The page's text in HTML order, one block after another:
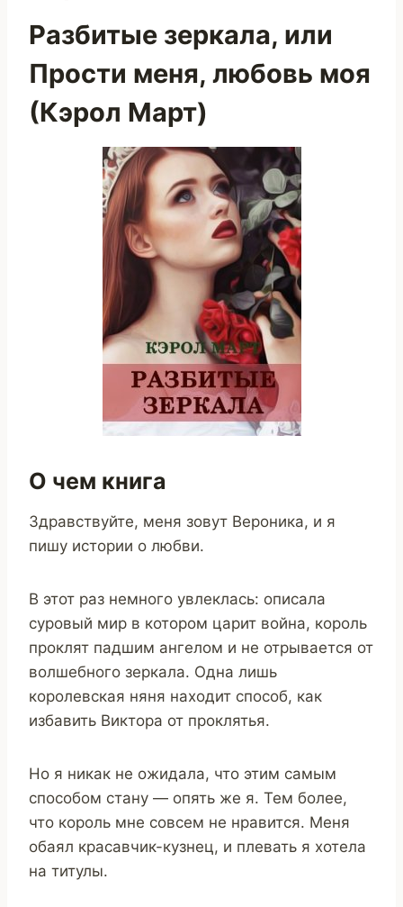
Разбитые зеркала, или
Прости меня, любовь моя
(Кэрол Март)
О чем книга
Здравствуйте, меня зовут Вероника, и я
пишу истории о любви.
В этот раз немного увлеклась: описала
суровый мир в котором царит война, король
проклят падшим ангелом и не отрывается от
волшебного зеркала. Одна лишь
королевская няня находит способ, как
избавить Виктора от проклятья.
Но я никак не ожидала, что этим самым
способом стану — опять же я. Тем более,
что король мне совсем не нравится. Меня
обаял красавчик-кузнец, и плевать я хотела
на титулы.